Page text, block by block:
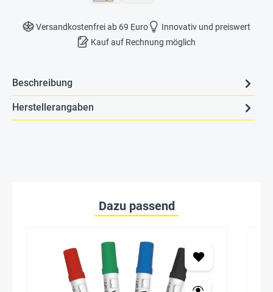
Versandkostenfrei ab 69 Euro
Innovativ und preiswert
Kauf auf Rechnung möglich
Beschreibung
Herstellerangaben
Dazu passend